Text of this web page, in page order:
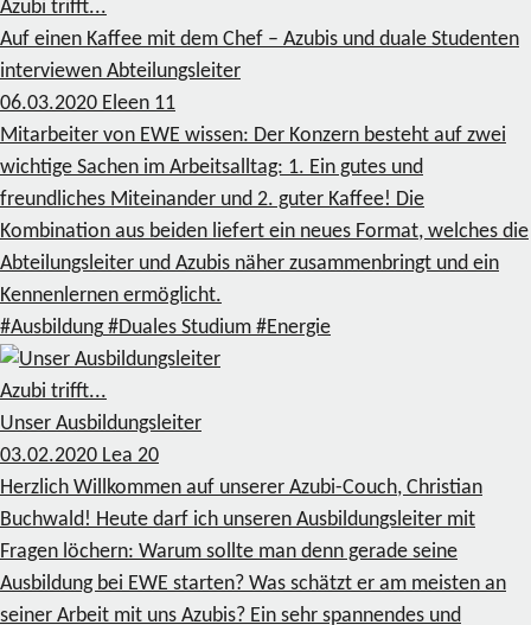
Azubi trifft...
Auf einen Kaffee mit dem Chef – Azubis und duale Studenten
interviewen Abteilungsleiter
06.03.2020 Eleen 11
Mitarbeiter von EWE wissen: Der Konzern besteht auf zwei
wichtige Sachen im Arbeitsalltag: 1. Ein gutes und
freundliches Miteinander und 2. guter Kaffee! Die
Kombination aus beiden liefert ein neues Format, welches die
Abteilungsleiter und Azubis näher zusammenbringt und ein
Kennenlernen ermöglicht.
#Ausbildung #Duales Studium #Energie
Azubi trifft...
Unser Ausbildungsleiter
03.02.2020 Lea 20
Herzlich Willkommen auf unserer Azubi-Couch, Christian
Buchwald! Heute darf ich unseren Ausbildungsleiter mit
Fragen löchern: Warum sollte man denn gerade seine
Ausbildung bei EWE starten? Was schätzt er am meisten an
seiner Arbeit mit uns Azubis? Ein sehr spannendes und